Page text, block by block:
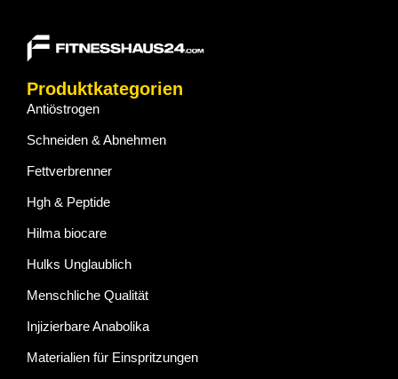
Produktkategorien
Antiöstrogen
Schneiden & Abnehmen
Fettverbrenner
Hgh & Peptide
Hilma biocare
Hulks Unglaublich
Menschliche Qualität
Injizierbare Anabolika
Materialien für Einspritzungen